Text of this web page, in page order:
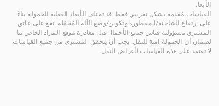
الأبعاد
القياسات مُقدمة بشكل تقريبي فقط. قد تختلف الأبعاد الفعلية للحمولة بناءً
على ارتفاع الشاحنة/المقطورة وتكوين/وضع الآلة المُحمَّلة. تقع على عاتق
المشتري مسؤولية قياس جميع الأحمال قبل مغادرة موقع المزاد الخاص بنا
لضمان أن الحمولة آمنة للنقل. يجب أن يتحقق المشتري من جميع القياسات.
لا تعتمد على هذه القياسات لأغراض النقل.